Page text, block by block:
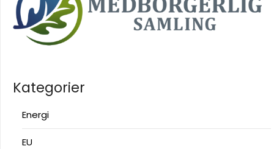
Kategorier
Energi
EU